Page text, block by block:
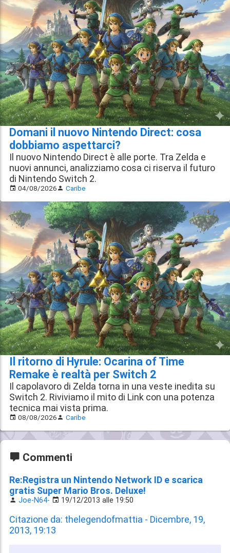
Domani il nuovo Nintendo Direct: cosa
dobbiamo aspettarci?
Il nuovo Nintendo Direct è alle porte. Tra Zelda e
nuovi annunci, analizziamo cosa ci riserva il futuro
di Nintendo Switch 2.
04/08/2026 Caribe
Il ritorno di Hyrule: Ocarina of Time
Remake è realtà per Switch 2
Il capolavoro di Zelda torna in una veste inedita su
Switch 2. Riviviamo il mito di Link con una potenza
tecnica mai vista prima.
08/08/2026 Caribe
Commenti
Re:Registra un Nintendo Network ID e scarica
gratis Super Mario Bros. Deluxe!
Joe-N64- 19/12/2013 alle 19:50
Citazione da: thelegendofmattia - Dicembre, 19,
2013, 19:13